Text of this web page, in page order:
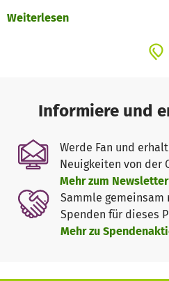
personalisiert,
Doch wir brauchen
Die Anschubfinanzierung ist
Nachfrage wächst stetig.
können, benötigen wir
Jede Spende hilft!
Allein 2024 konnten 112
Zeichen für den enormen
Weiterlesen
Informiere und
Werde Fan und
Neuigkeiten von der
Mehr zum Newsletter
Sammle
Spenden für dieses
Mehr zu